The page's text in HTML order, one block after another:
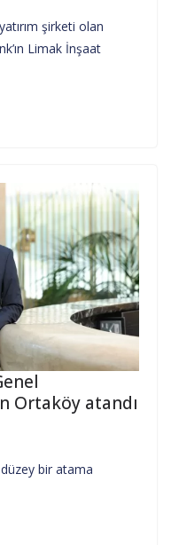
şirketi olan
Limak İnşaat
Ortaköy atandı
bir atama